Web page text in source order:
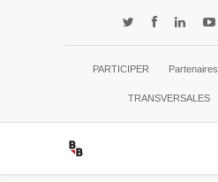
PARTICIPER Partenaires
TRANSVERSALES